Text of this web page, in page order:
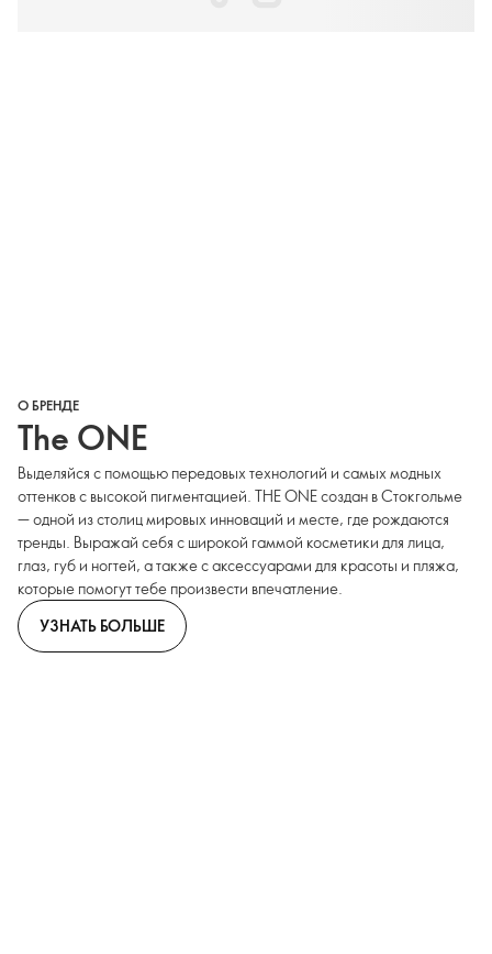
О БРЕНДЕ
The ONE
Выделяйся с помощью передовых технологий и самых модных
оттенков с высокой пигментацией. THE ONE создан в Стокгольме
— одной из столиц мировых инноваций и месте, где рождаются
тренды. Выражай себя с широкой гаммой косметики для лица,
глаз, губ и ногтей, а также с аксессуарами для красоты и пляжа,
которые помогут тебе произвести впечатление.
УЗНАТЬ БОЛЬШЕ